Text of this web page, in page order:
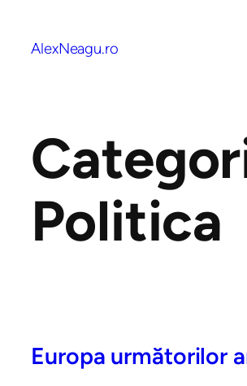
AlexNeagu.ro
Politica
Europa următorilor